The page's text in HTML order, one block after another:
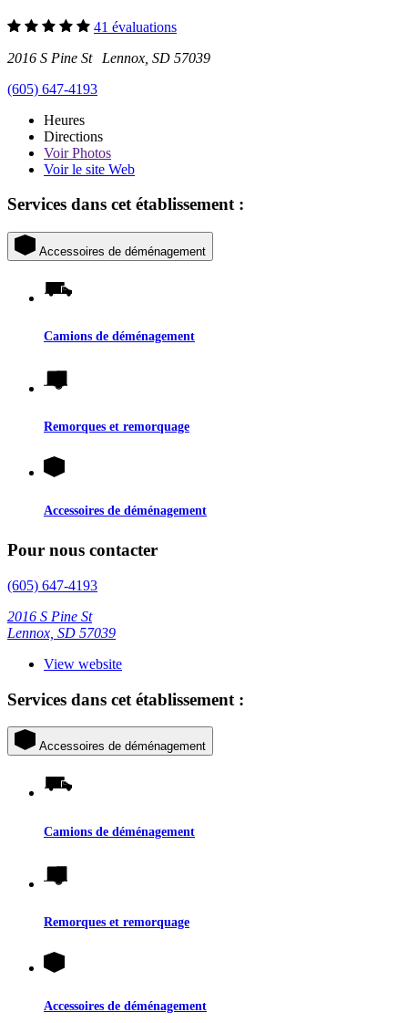
41 évaluations
2016 S Pine St Lennox, SD 57039
(605) 647-4193
Heures
Directions
VoirPhotos
Voir le site Web
Services dans cet établissement :
Accessoires de déménagement
Camions de déménagement
Remorques et remorquage
Accessoires de déménagement
Pour nous contacter
(605) 647-4193
2016 S Pine St
Lennox, SD 57039
View website
Services dans cet établissement :
Accessoires de déménagement
Camions de déménagement
Remorques et remorquage
Accessoires de déménagement